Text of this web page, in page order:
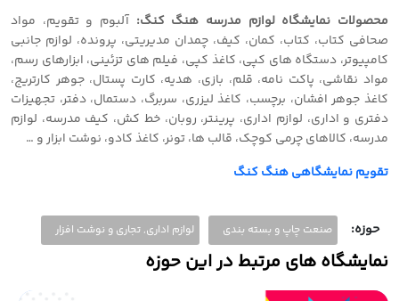
محصولات نمایشگاه لوازم مدرسه هنگ کنگ: آلبوم و تقویم، مواد
صحافی کتاب، کتاب، کمان، کیف، چمدان مدیریتی، پرونده، لوازم جانبی
کامپیوتر، دستگاه های کپی، کاغذ کپی، فیلم های تزئینی، ابزارهای رسم،
مواد نقاشی، پاکت نامه، قلم، بازی، هدیه، کارت پستال، جوهر کارتریج،
کاغذ جوهر افشان، برچسب، کاغذ لیزری، سربرگ، دستمال، دفتر، تجهیزات
دفتری و اداری، لوازم اداری، پرینتر، روبان، خط کش، کیف مدرسه، لوازم
مدرسه، کالاهای چرمی کوچک، قالب ها، تونر، کاغذ کادو، نوشت ابزار و …
تقویم نمایشگاهی هنگ کنگ
حوزه: صنعت چاپ و بسته بندی لوازم اداری, تجاری و نوشت افزار
نمایشگاه های مرتبط در این حوزه